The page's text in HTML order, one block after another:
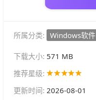
所属分类: Windows软件
下载大小: 571 MB
推荐星级:
更新时间: 2026-08-01